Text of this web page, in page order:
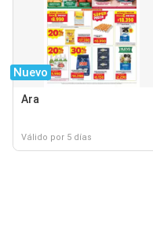
Nuevo
Ara
Válido por 5 días